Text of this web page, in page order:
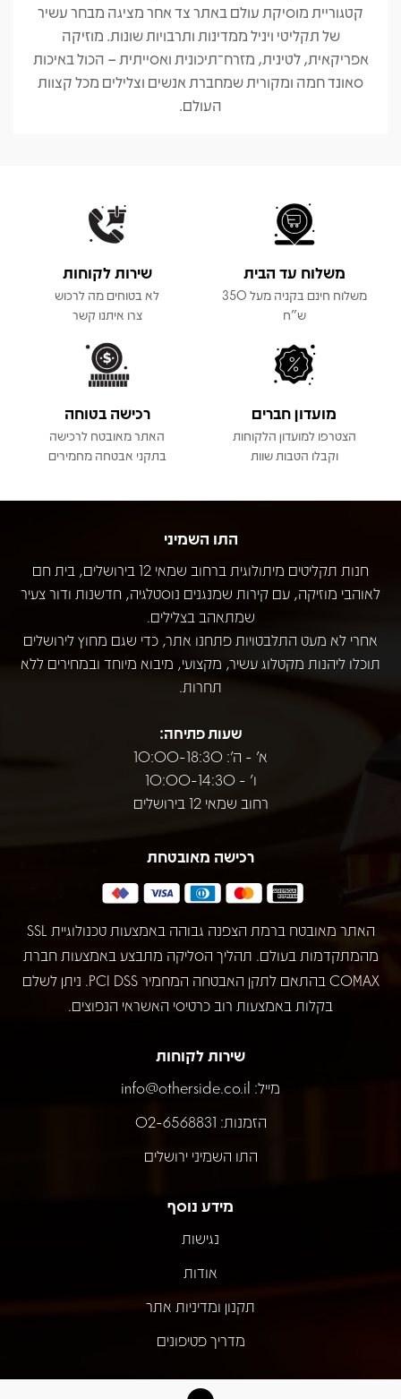
קטגוריית מוסיקת עולם באתר צד אחר מציגה מבחר עשיר
של תקליטי ויניל ממדינות ותרבויות שונות. מוזיקה
אפריקאית, לטינית, מזרח־תיכונית ואסייתית – הכול באיכות
סאונד חמה ומקורית שמחברת אנשים וצלילים מכל קצוות
העולם.
משלוח עד הבית
משלוח חינם בקניה מעל 350
ש"ח
שירות לקוחות
לא בטוחים מה לרכוש
צרו איתנו קשר
מועדון חברים
הצטרפו למועדון הלקוחות
וקבלו הטבות שוות
רכישה בטוחה
האתר מאובטח לרכישה
בתקני אבטחה מחמירים
התו השמיני
חנות תקליטים מיתולוגית ברחוב שמאי 12 בירושלים, בית חם
לאוהבי מוזיקה, עם קירות שמנגנים נוסטלגיה, חדשנות ודור צעיר
שמתאהב בצלילים.
אחרי לא מעט התלבטויות פתחנו אתר, כדי שגם מחוץ לירושלים
תוכלו ליהנות מקטלוג עשיר, מקצועי, מיבוא מיוחד ובמחירים ללא
תחרות.
שעות פתיחה:
א' - ה': 10:00-18:30
ו' - 10:00-14:30
רחוב שמאי 12 בירושלים
רכישה מאובטחת
האתר מאובטח ברמת הצפנה גבוהה באמצעות טכנולוגיית SSL
מהמתקדמות בעולם. תהליך הסליקה מתבצע באמצעות חברת
COMAX בהתאם לתקן האבטחה המחמיר PCI DSS. ניתן לשלם
בקלות באמצעות רוב כרטיסי האשראי הנפוצים.
שירות לקוחות
מייל: info@otherside.co.il
הזמנות: 02-6568831
התו השמיני ירושלים
מידע נוסף
נגישות
אודות
תקנון ומדיניות אתר
מדריך פטיפונים